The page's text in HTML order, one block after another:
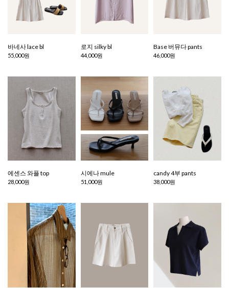
바네사 lace bl
55,000원
로지 silky bl
44,000원
Base 버뮤다 pants
46,000원
에센스 와플 top
28,000원
시에나 mule
51,000원
candy 4부 pants
38,000원